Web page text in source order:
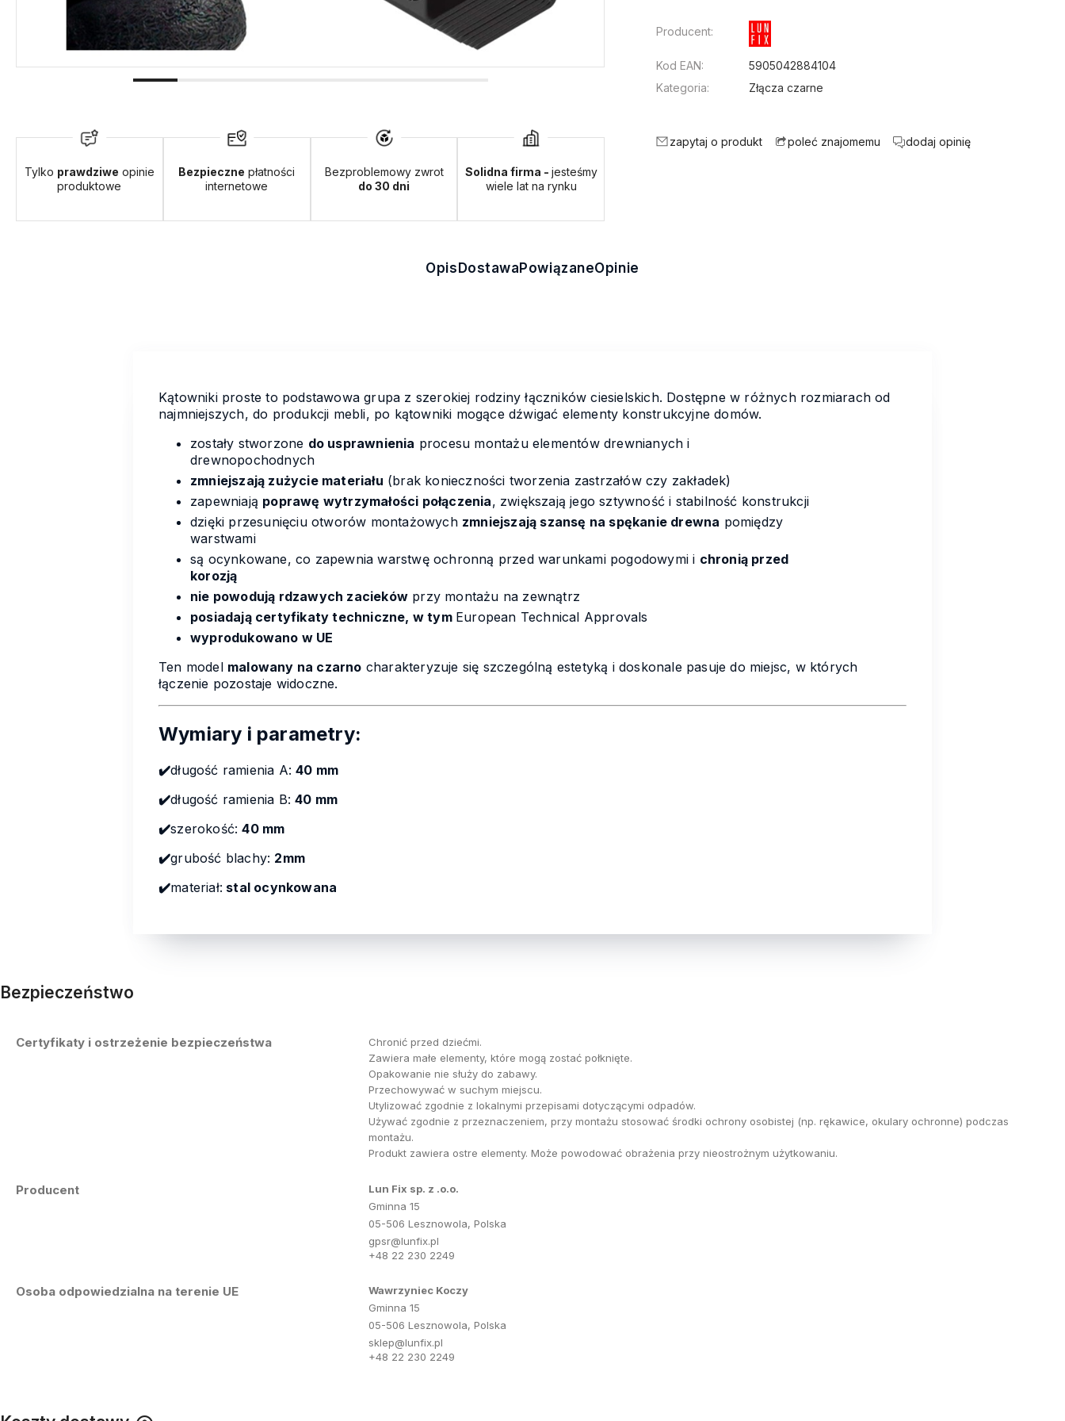
Tylko prawdziwe opinie
produktowe
Bezpieczne płatności
internetowe
Bezproblemowy zwrot
do 30 dni
Solidna firma - jesteśmy
wiele lat na rynku
Producent:
Kod EAN:
5905042884104
Kategoria:
Złącza czarne
zapytaj o produkt poleć znajomemu dodaj opinię
Opis Dostawa PowiązaneOpinie
Kątowniki proste to podstawowa grupa z szerokiej rodziny łączników ciesielskich. Dostępne w różnych rozmiarach od
najmniejszych, do produkcji mebli, po kątowniki mogące dźwigać elementy konstrukcyjne domów.
zostały stworzone do usprawnienia procesu montażu elementów drewnianych i
drewnopochodnych
zmniejszają zużycie materiału (brak konieczności tworzenia zastrzałów czy zakładek)
zapewniają poprawę wytrzymałości połączenia, zwiększają jego sztywność i stabilność konstrukcji
dzięki przesunięciu otworów montażowych zmniejszają szansę na spękanie drewna pomiędzy
warstwami
są ocynkowane, co zapewnia warstwę ochronną przed warunkami pogodowymi i chronią przed
korozją
nie powodują rdzawych zacieków przy montażu na zewnątrz
posiadają certyfikaty techniczne, w tym European Technical Approvals
wyprodukowano w UE
Ten model malowany na czarno charakteryzuje się szczególną estetyką i doskonale pasuje do miejsc, w których
łączenie pozostaje widoczne.
Wymiary i parametry:
✔️długość ramienia A:40 mm
✔️długość ramienia B:40 mm
✔️szerokość:40 mm
✔️grubość blachy: 2mm
✔️materiał: stal ocynkowana
Bezpieczeństwo
Certyfikaty i ostrzeżenie bezpieczeństwa
Chronić przed dziećmi.
Zawiera małe elementy, które mogą zostać połknięte.
Opakowanie nie służy do zabawy.
Przechowywać w suchym miejscu.
Utylizować zgodnie z lokalnymi przepisami dotyczącymi odpadów.
Używać zgodnie z przeznaczeniem, przy montażu stosować środki ochrony osobistej (np. rękawice, okulary ochronne) podczas
montażu.
Produkt zawiera ostre elementy. Może powodować obrażenia przy nieostrożnym użytkowaniu.
Producent
Lun Fix sp. z .o.o.
Gminna 15
05-506 Lesznowola, Polska
gpsr@lunfix.pl
+48 22 230 2249
Osoba odpowiedzialna na terenie UE
Wawrzyniec Koczy
Gminna 15
05-506 Lesznowola, Polska
sklep@lunfix.pl
+48 22 230 2249